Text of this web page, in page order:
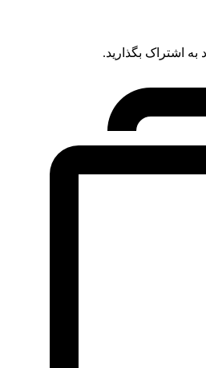
اشتراک بگذارید.